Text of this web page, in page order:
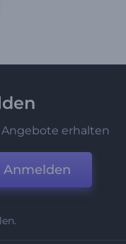
erhalten
Anmelden